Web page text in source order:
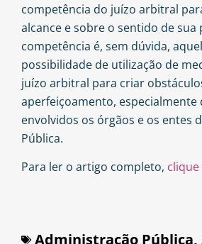
competência do juízo arbitral
alcance e sobre o sentido de sua
competência é, sem dúvida,
possibilidade de utilização de
juízo arbitral para criar
aperfeiçoamento, especialmente
envolvidos os órgãos e os entes
Pública.
Para ler o artigo completo,
Administração Pública,